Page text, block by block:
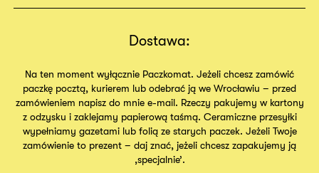
Dostawa:
Na ten moment wyłącznie Paczkomat. Jeżeli chcesz zamówić
paczkę pocztą, kurierem lub odebrać ją we Wrocławiu – przed
zamówieniem napisz do mnie e-mail. Rzeczy pakujemy w kartony
z odzysku i zaklejamy papierową taśmą. Ceramiczne przesyłki
wypełniamy gazetami lub folią ze starych paczek. Jeżeli Twoje
zamówienie to prezent – daj znać, jeżeli chcesz zapakujemy ją
,specjalnie’.